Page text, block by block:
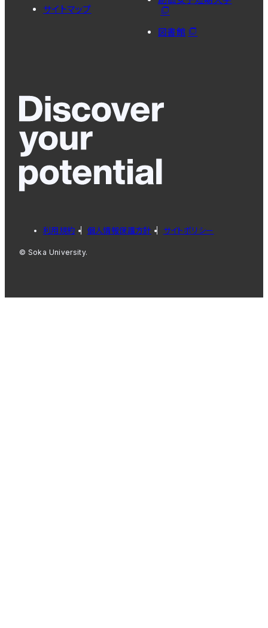
サイトマップ
図書館
利用規約 個人情報保護方針 サイトポリシー
© Soka University.